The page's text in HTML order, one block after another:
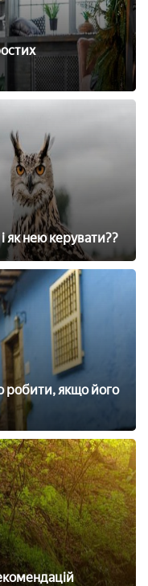
як нею керувати??
робити, якщо його